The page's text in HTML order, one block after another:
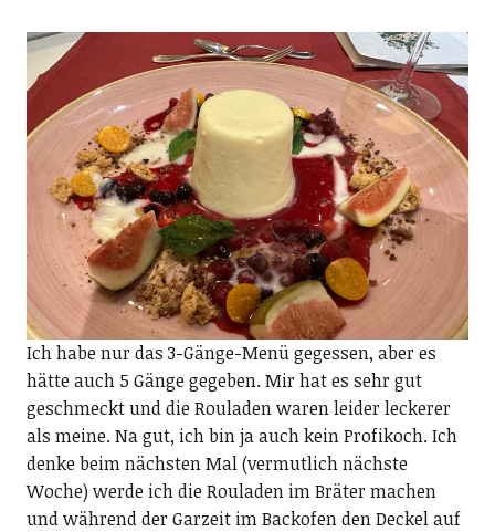
Ich habe nur das 3-Gänge-Menü gegessen, aber es
hätte auch 5 Gänge gegeben. Mir hat es sehr gut
geschmeckt und die Rouladen waren leider leckerer
als meine. Na gut, ich bin ja auch kein Profikoch. Ich
denke beim nächsten Mal (vermutlich nächste
Woche) werde ich die Rouladen im Bräter machen
und während der Garzeit im Backofen den Deckel auf